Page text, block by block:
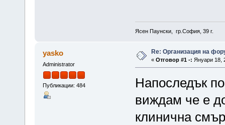
Ясен Паунски, гр.София, 39 г.
yasko
Administrator
Публикации: 484
Re: Организация на
« Отговор #1 -: Януари 18,
Напоследък
виждам че е
клинична